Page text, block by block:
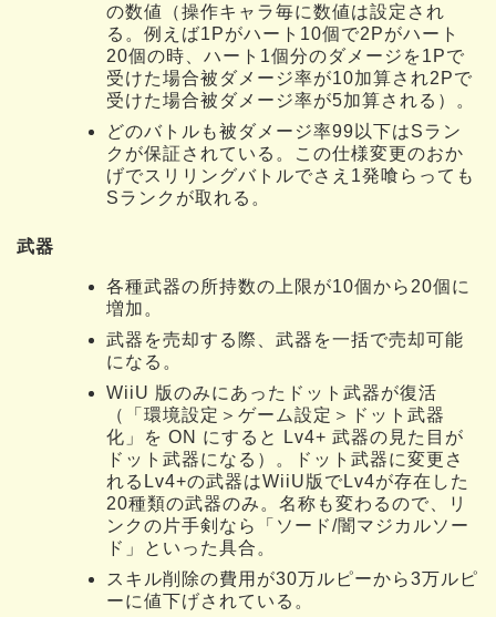
の数値（操作キャラ毎に数値は設定され
る。例えば1Pがハート10個で2Pがハート
20個の時、ハート1個分のダメージを1Pで
受けた場合被ダメージ率が10加算され2Pで
受けた場合被ダメージ率が5加算される）。
どのバトルも被ダメージ率99以下はSラン
クが保証されている。この仕様変更のおか
げでスリリングバトルでさえ1発喰らっても
Sランクが取れる。
武器
各種武器の所持数の上限が10個から20個に
増加。
武器を売却する際、武器を一括で売却可能
になる。
WiiU 版のみにあったドット武器が復活
（「環境設定＞ゲーム設定＞ドット武器
化」を ON にすると Lv4+ 武器の見た目が
ドット武器になる）。ドット武器に変更さ
れるLv4+の武器はWiiU版でLv4が存在した
20種類の武器のみ。名称も変わるので、リ
ンクの片手剣なら「ソード/闇マジカルソー
ド」といった具合。
スキル削除の費用が30万ルピーから3万ルピ
ーに値下げされている。